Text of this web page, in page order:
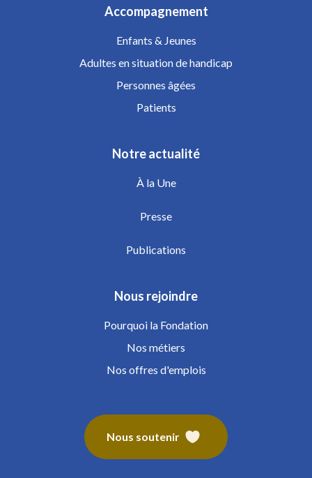
Accompagnement
Enfants & Jeunes
Adultes en situation de handicap
Personnes âgées
Patients
Notre actualité
À la Une
Presse
Publications
Nous rejoindre
Pourquoi la Fondation
Nos métiers
Nos offres d'emplois
Nous soutenir